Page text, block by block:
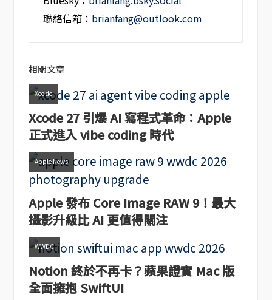
聯絡信箱： brianfang@outlook.com
相關文章
Xcode
Xcode 27 引爆 AI 寫程式革命：Apple
正式進入 vibe coding 時代
Apple News
Apple 發布 Core Image RAW 9！最大
攝影升級比 AI 更值得關注
WWDC
Notion 終於不再卡？蘋果證實 Mac 版
全面擁抱 SwiftUI